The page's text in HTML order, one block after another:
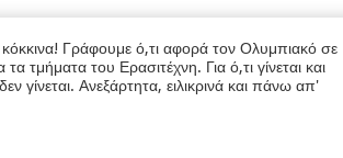
Γράφουμε ό,τι αφορά τον Ολυμπιακό σε
τμήματα του Ερασιτέχνη. Για ό,τι γίνεται και
δεν γίνεται. Ανεξάρτητα, ειλικρινά και πάνω απ'